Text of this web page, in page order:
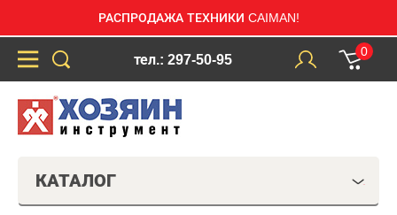
РАСПРОДАЖА ТЕХНИКИ CAIMAN!
тел.: 297-50-95
0
КАТАЛОГ